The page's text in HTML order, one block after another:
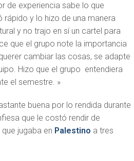
de experiencia sabe lo que
y lo hizo de una manera
y no trajo en sí un cartel para
que el grupo note la importancia
cambiar las cosas, se adapte
Hizo que el grupo entendiera
el semestre. »
buena por lo rendida durante
que le costó rendir de
jugaba en Palestino a tres